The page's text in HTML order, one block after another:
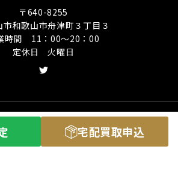
宅配買取申込
〒640-8255
市和歌山市舟津町３丁目３
時間 11：00〜20：00
定休日 火曜日
(C) ギターエフェクター買取専門店
ールズ All Rights Reserved.